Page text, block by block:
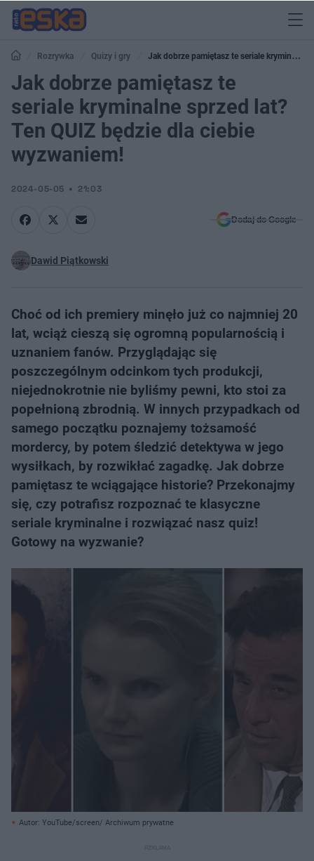
Rozrywka Quizy i gry
Jak dobrze pamiętasz te seriale kryminalne
sprzed lat? Ten QUIZ będzie dla ciebie wyzwaniem!
Jak dobrze pamiętasz te
seriale kryminalne sprzed lat?
Ten QUIZ będzie dla ciebie
wyzwaniem!
2024-05-05 21:03
Dodaj do Google
Dawid Piątkowski
Choć od ich premiery minęło już co najmniej 20
lat, wciąż cieszą się ogromną popularnością i
uznaniem fanów. Przyglądając się
poszczególnym odcinkom tych produkcji,
niejednokrotnie nie byliśmy pewni, kto stoi za
popełnioną zbrodnią. W innych przypadkach od
samego początku poznajemy tożsamość
mordercy, by potem śledzić detektywa w jego
wysiłkach, by rozwikłać zagadkę. Jak dobrze
pamiętasz te wciągające historie? Przekonajmy
się, czy potrafisz rozpoznać te klasyczne
seriale kryminalne i rozwiązać nasz quiz!
Gotowy na wyzwanie?
Autor: YouTube/screen/ Archiwum prywatne